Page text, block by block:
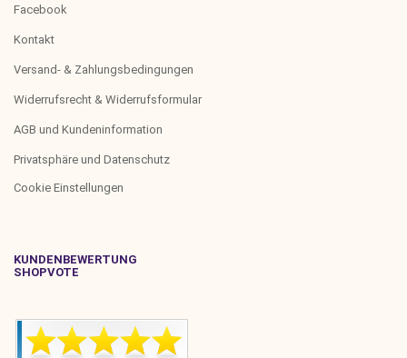
Facebook
Kontakt
Versand- & Zahlungsbedingungen
Widerrufsrecht & Widerrufsformular
AGB und Kundeninformation
Privatsphäre und Datenschutz
Cookie Einstellungen
KUNDENBEWERTUNG
SHOPVOTE